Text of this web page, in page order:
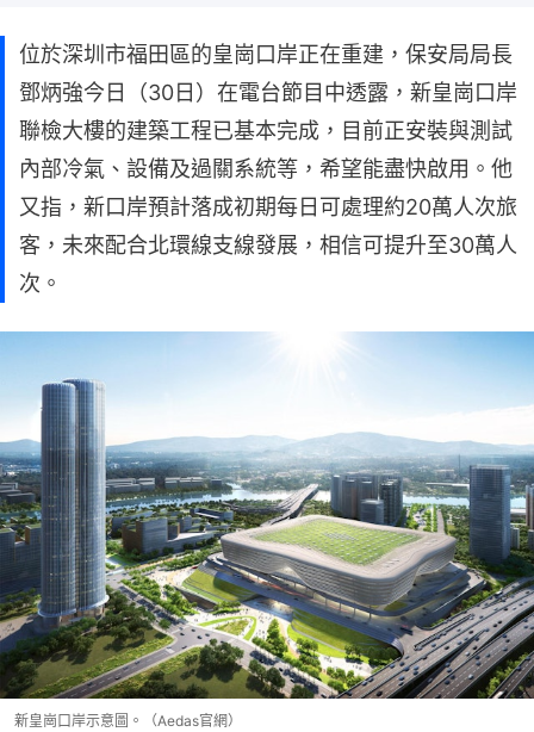
位於深圳市福田區的皇崗口岸正在重建，保安局局長
鄧炳強今日（30日）在電台節目中透露，新皇崗口岸
聯檢大樓的建築工程已基本完成，目前正安裝與測試
內部冷氣、設備及過關系統等，希望能盡快啟用。他
又指，新口岸預計落成初期每日可處理約20萬人次旅
客，未來配合北環線支線發展，相信可提升至30萬人
次。
新皇崗口岸示意圖。（Aedas官網）